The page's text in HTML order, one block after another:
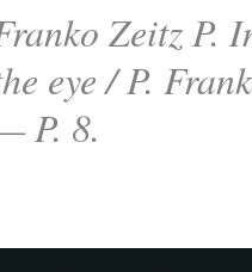
Zeitz P.
eye / P.
P. 8.